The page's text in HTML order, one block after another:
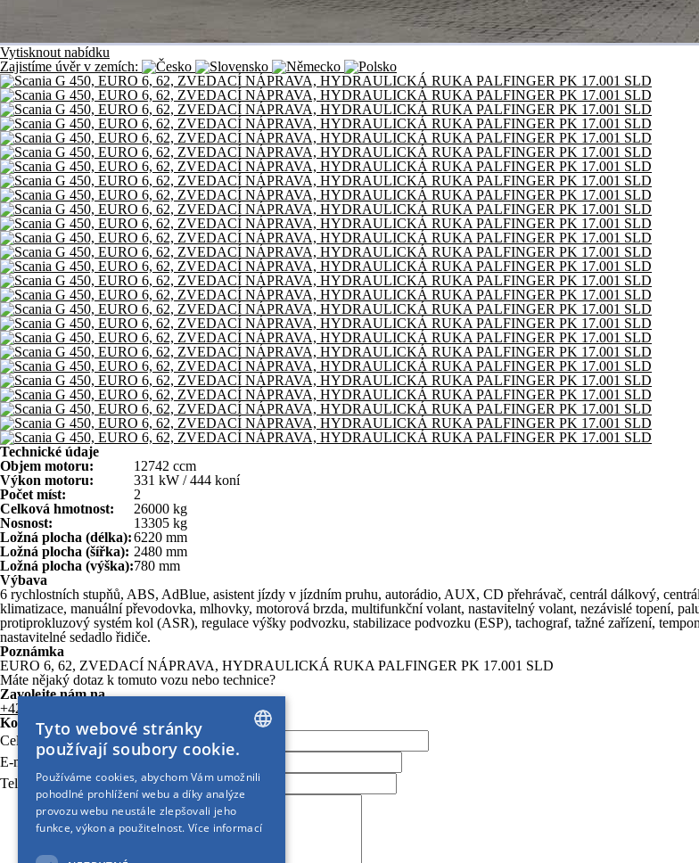
Vytisknout nabídku
Zajistíme úvěr v zemích:
Technické údaje
Objem motoru:
12742 ccm
Výkon motoru:
331 kW / 444 koní
Počet míst:
2
Celková hmotnost:
26000 kg
Nosnost:
13305 kg
Ložná plocha (délka):6220 mm
Ložná plocha (šířka): 2480 mm
Ložná plocha (výška):780 mm
Výbava
6 rychlostních stupňů, ABS, AdBlue, asistent jízdy v jízdním pruhu, autorádio, AUX, CD přehrávač, centrál dálkový,
klimatizace, manuální převodovka, mlhovky, motorová brzda, multifunkční volant, nastavitelný volant, nezávislé topení,
protiprokluzový systém kol (ASR), regulace výšky podvozku, stabilizace podvozku (ESP), tachograf, tažné zařízení,
nastavitelné sedadlo řidiče.
Poznámka
EURO 6, 62, ZVEDACÍ NÁPRAVA, HYDRAULICKÁ RUKA PALFINGER PK 17.001 SLD
Máte nějaký dotaz k tomuto vozu nebo technice?
Zavolejte nám na
+420 731 511 212
Kontaktní formulář
Celé jméno:*
E-mail:
Telefon:
BULGARIAN
CROATIAN
Tyto webové stránky
používají soubory cookie.
Používáme cookies, abychom Vám umožnili
pohodlné prohlížení webu a díky analýze
provozu webu neustále zlepšovali jeho
funkce, výkon a použitelnost.Více informací